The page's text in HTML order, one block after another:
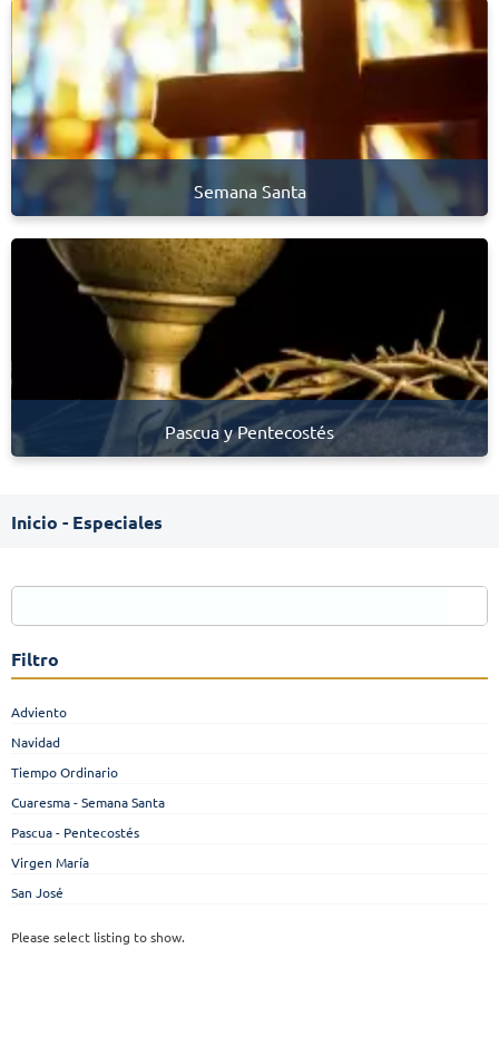
Semana Santa
Pascua y Pentecostés
Inicio - Especiales
Filtro
Adviento
Navidad
Tiempo Ordinario
Cuaresma - Semana Santa
Pascua - Pentecostés
Virgen María
San José
Please select listing to show.